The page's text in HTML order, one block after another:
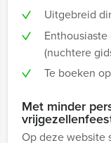
Uitgebreid
(nuchtere
Te boeken
Met minder
Op deze website